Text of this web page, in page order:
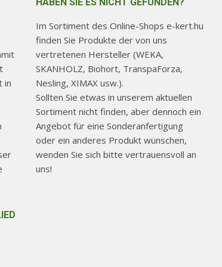
werden
in
Im Sortiment des Online-Shops e-kert.hu
finden Sie Produkte der von uns
vertretenen Hersteller (WEKA,
SKANHOLZ, Biohort, TranspaForza,
Nesling, XIMAX usw.).
Sollten Sie etwas in unserem aktuellen
Sortiment nicht finden, aber dennoch ein
Angebot für eine Sonderanfertigung
oder ein anderes Produkt wünschen,
wenden Sie sich bitte vertrauensvoll an
uns!